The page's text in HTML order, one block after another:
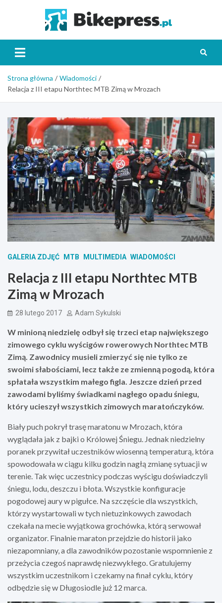
Strona główna
Wiadomości
Relacja z III etapu Northtec MTB Zimą w Mrozach
GALERIA ZDJĘĆ MTB MULTIMEDIA WIADOMOŚCI
Relacja z III etapu Northtec MTB
Zimą w Mrozach
28 lutego 2017 Adam Sykulski
W minioną niedzielę odbył się trzeci etap największego
zimowego cyklu wyścigów rowerowych Northtec MTB
Zimą. Zawodnicy musieli zmierzyć się nie tylko ze
swoimi słabościami, lecz także ze zmienną pogodą, która
spłatała wszystkim małego figla. Jeszcze dzień przed
zawodami byliśmy świadkami nagłego opadu śniegu,
który ucieszył wszystkich zimowych maratończyków.
Biały puch pokrył trasę maratonu w Mrozach, która
wyglądała jak z bajki o Królowej Śniegu. Jednak niedzielny
poranek przywitał uczestników wiosenną temperaturą, która
spowodowała w ciągu kilku godzin nagłą zmianę sytuacji w
terenie. Tak więc uczestnicy podczas wyścigu doświadczyli
śniegu, lodu, deszczu i błota. Wszystkie konfiguracje
pogodowej aury w pigułce. Na szczęście dla wszystkich,
którzy wystartowali w tych nietuzinkowych zawodach
czekała na mecie wyjątkowa grochówka, którą serwował
organizator. Finalnie maraton przejdzie do historii jako
niezapomniany, a dla zawodników pozostanie wspomnienie z
przeżycia czegoś naprawdę niezwykłego. Gratulujemy
wszystkim uczestnikom i czekamy na finał cyklu, który
odbędzie się w Długosiodle już 12 marca.